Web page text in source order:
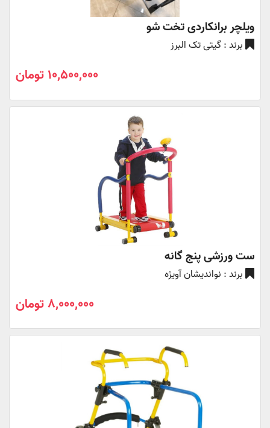
ویلچر برانکاردی تخت شو
برند : گیتی تک البرز
10,500,000 تومان
ست ورزشی پنج گانه
برند : نواندیشان آویژه
8,000,000 تومان